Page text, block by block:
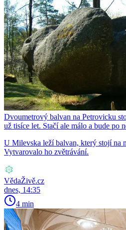
Dvoumetrový balvan na Petrovicku
už tisíce let. Stačí ale málo a bude po
U Milevska leží balvan, který stojí na
Vytvarovalo ho zvětrávání.
VědaŽivě.cz
dnes, 14:35
4 min